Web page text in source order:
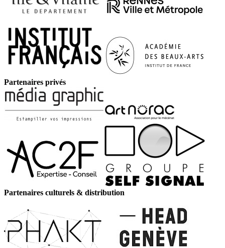
Partenaires privés
Partenaires culturels & distribution